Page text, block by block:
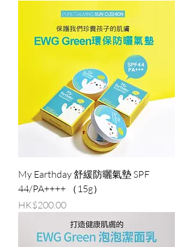
My Earthday 舒緩防曬氣墊 SPF
44/PA++++ （15g）
價格
HK$200.00